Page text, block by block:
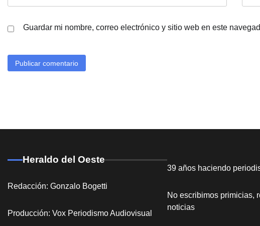
Guardar mi nombre, correo electrónico y sitio web en este
Heraldo del Oeste
Redacción: Gonzalo Bogetti
Producción: Vox Periodismo Audiovisual
39 años haciendo
No escribimos primicias,
noticias